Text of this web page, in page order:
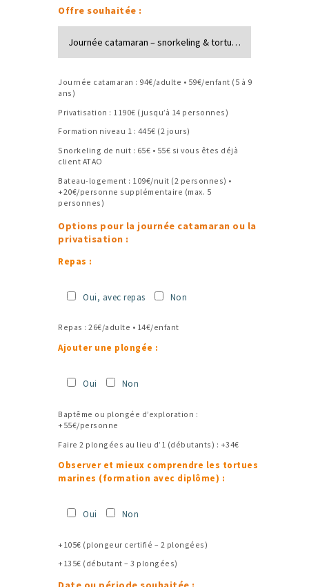
Offre souhaitée :
Journée catamaran : 94€/adulte • 59€/enfant (5 à 9
ans)
Privatisation : 1190€ (jusqu’à 14 personnes)
Formation niveau 1 : 445€ (2 jours)
Snorkeling de nuit : 65€ • 55€ si vous êtes déjà
client ATAO
Bateau-logement : 109€/nuit (2 personnes) •
+20€/personne supplémentaire (max. 5
personnes)
Options pour la journée catamaran ou la
privatisation :
Repas :
Oui, avec repas Non
Repas : 26€/adulte • 14€/enfant
Ajouter une plongée :
Oui Non
Baptême ou plongée d’exploration :
+55€/personne
Faire 2 plongées au lieu d’1 (débutants) : +34€
Observer et mieux comprendre les tortues
marines (formation avec diplôme) :
Oui Non
+105€ (plongeur certifié – 2 plongées)
+135€ (débutant – 3 plongées)